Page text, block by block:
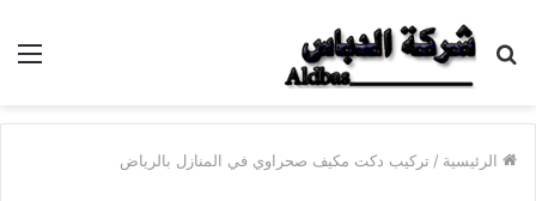
بحث
عن
الرئيسية / تركيب دكت مكيف صحراوي في المنازل بالرياض